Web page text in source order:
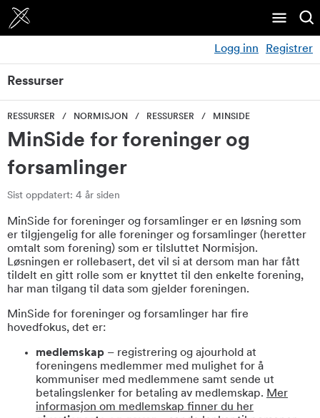
Logg inn Registrer
Ressurser
RESSURSER NORMISJON RESSURSER MINSIDE
MinSide for foreninger og
forsamlinger
Sist oppdatert: 4 år siden
MinSide for foreninger og forsamlinger er en løsning som
er tilgjengelig for alle foreninger og forsamlinger (heretter
omtalt som forening) som er tilsluttet Normisjon.
Løsningen er rollebasert, det vil si at dersom man har fått
tildelt en gitt rolle som er knyttet til den enkelte forening,
har man tilgang til data som gjelder foreningen.
MinSide for foreninger og forsamlinger har fire
hovedfokus, det er:
medlemskap – registrering og ajourhold at
foreningens medlemmer med mulighet for å
kommuniser med medlemmene samt sende ut
betalingslenker for betaling av medlemskap. Mer
informasjon om medlemskap finner du her